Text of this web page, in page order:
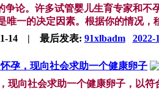
论。许多试管婴儿生育专家和
唯一的决定因素。根据你的情况，
14 | 最后发表: 91xlbadm 2022-
孕，现向社会求助一个健康卵子
向社会求助一个健康卵子，以